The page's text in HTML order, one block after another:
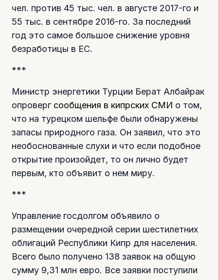
чел. против 45 тыс. чел. в августе 2017-го и
55 тыс. в сентябре 2016-го. За последний
год это самое большое снижение уровня
безработицы в ЕС.
***
Министр энергетики Турции Берат Албайрак
опроверг сообщения в кипрских СМИ о том,
что на турецком шельфе были обнаружены
запасы природного газа. Он заявил, что это
необоснованные слухи и что если подобное
открытие произойдет, то он лично будет
первым, кто объявит о нем миру.
***
Управление госдолгом объявило о
размещении очередной серии шестилетних
облигаций Республики Кипр для населения.
Всего было получено 138 заявок на общую
сумму 9,31 млн евро. Все заявки поступили